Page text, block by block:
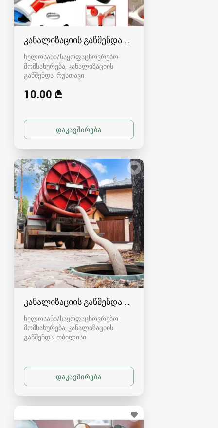
კანალიზაციის გაწმენდა რუსთავში - 591004680
ხელოსანი/საყოფაცხოვრებო
მომსახურება, კანალიზაციის
გაწმენდა რუსთავი
10.00 ₾
კანალიზაციის გაწმენდა თბილისი 557554000
ხელოსანი/საყოფაცხოვრებო
მომსახურება, კანალიზაციის
გაწმენდა თბილისი